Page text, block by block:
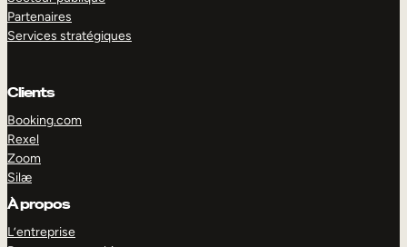
Partenaires
Services stratégiques
Clients
Booking.com
Rexel
Zoom
Silæ
À propos
L’entreprise